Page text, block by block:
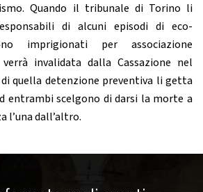
Quando il tribunale di Torino li
di alcuni episodi di eco-
imprigionati per associazione
verrà invalidata dalla Cassazione nel
di quella detenzione preventiva li getta
entrambi scelgono di darsi la morte a
l’una dall’altro.